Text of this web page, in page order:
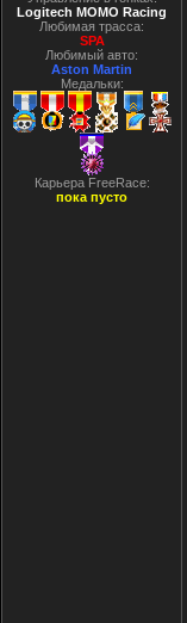
Logitech MOMO Racing
Любимая трасса:
SPA
Любимый авто:
Aston Martin
Медальки:
Карьера FreeRace:
пока пусто